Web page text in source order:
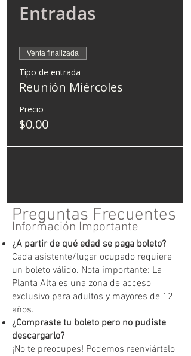
Entradas
Venta finalizada
Tipo de entrada
Reunión Miércoles
Precio
$0.00
Preguntas Frecuentes
Información Importante
¿A partir de qué edad se paga boleto?
Cada asistente/lugar ocupado requiere
un boleto válido. Nota importante: La
Planta Alta es una zona de acceso
exclusivo para adultos y mayores de 12
años.
¿Compraste tu boleto pero no pudiste
descargarlo?
¡No te preocupes! Podemos reenviártelo